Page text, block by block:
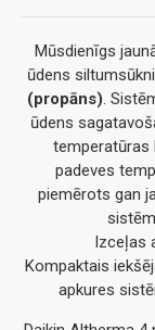
Mūsdienīgs
ūdens
(propāns).
ūdens
temperatūras
padeves
piemērots gan
Izceļas
Kompaktais
apkures